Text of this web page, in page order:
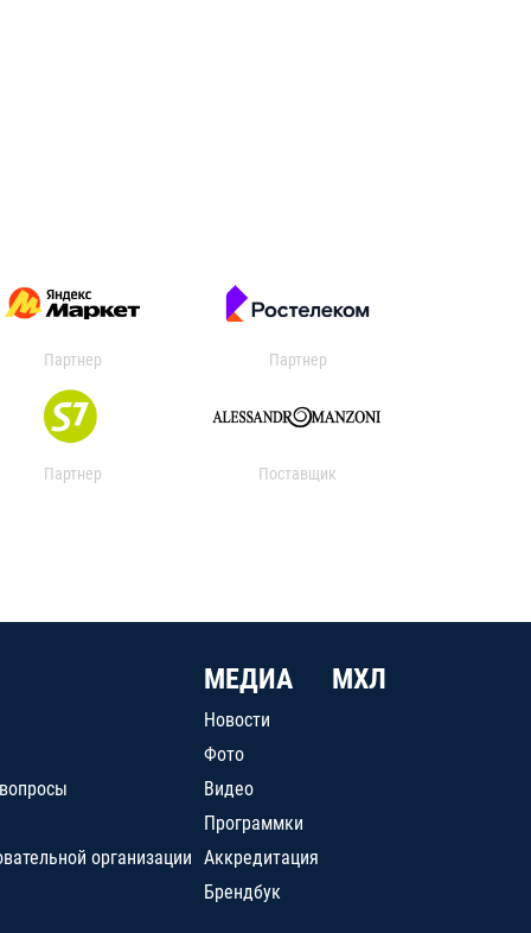
Партнер Партнер
Партнер Поставщик
организации
МЕДИА
Новости
Фото
Видео
Программки
Аккредитация
Брендбук
МХЛ